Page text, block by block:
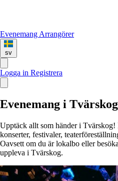
Evenemang Arrangörer
sv
Logga in Registrera
Evenemang i Tvärskog
Upptäck allt som händer i
konserter, festivaler,
Oavsett om du är lokalbo eller
uppleva i Tvärskog.